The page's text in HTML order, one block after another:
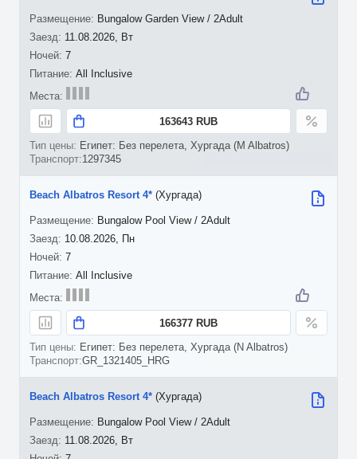
11.08.2026, Вт
7
Bungalow Garden View / 2Adult
All Inclusive
163643 RUB
Египет: Без перелета, Хургада (M Albatros)
1297345
10.08.2026, Пн
7
Beach Albatros Resort 4* (Хургада)
Bungalow Pool View / 2Adult
All Inclusive
166377 RUB
Египет: Без перелета, Хургада (N Albatros)
GR_1321405_HRG
11.08.2026, Вт
Beach Albatros Resort 4* (Хургада)
Bungalow Pool View / 2Adult